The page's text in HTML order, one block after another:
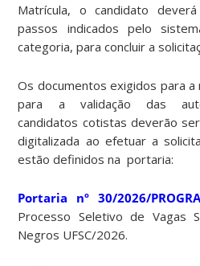
Matrícula, o candidato
passos indicados pelo
categoria, para concluir a
Os documentos exigidos para a
para a validação das
candidatos cotistas deverão
digitalizada ao efetuar a
estão definidos na portaria:
Portaria nº 30/2026/
Processo Seletivo de Vagas
Negros UFSC/2026.